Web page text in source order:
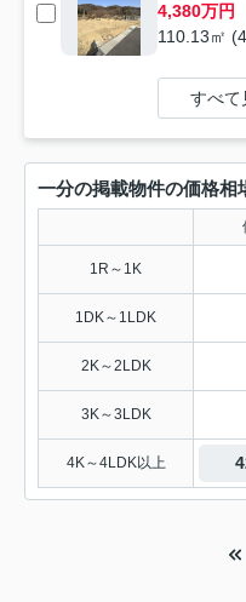
4,380万円
110.13㎡
すべて
一分の掲載物件の価格相
1R～1K
1DK～1LDK
2K～2LDK
3K～3LDK
4K～4LDK以上